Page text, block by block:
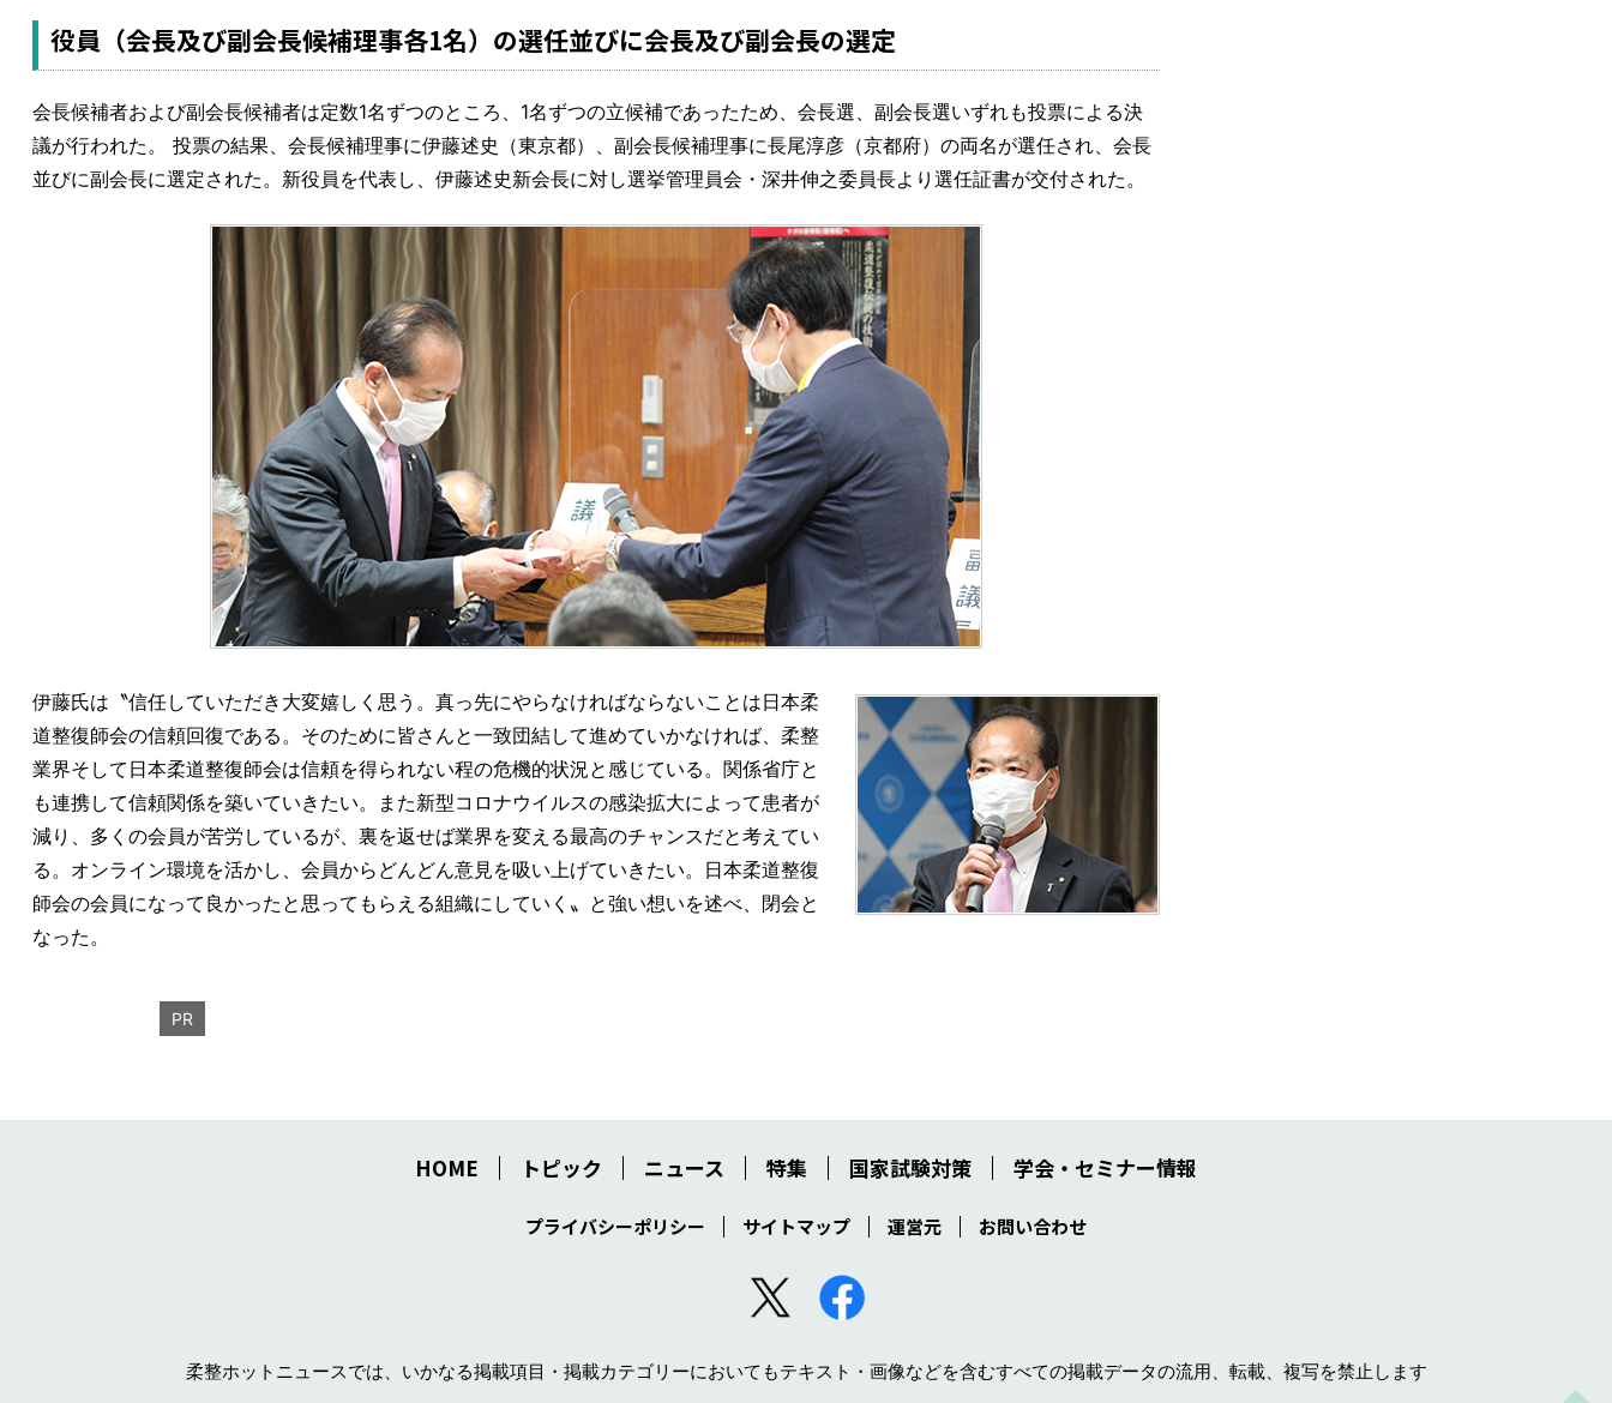
役員（会長及び副会長候補理事各1名）の選任並びに会長及び副会長の選定
会長候補者および副会長候補者は定数1名ずつのところ、1名ずつの立候補であったため、会長選、副会長選いずれも投票による決
議が行われた。 投票の結果、会長候補理事に伊藤述史（東京都）、副会長候補理事に長尾淳彦（京都府）の両名が選任され、会長
並びに副会長に選定された。新役員を代表し、伊藤述史新会長に対し選挙管理員会・深井伸之委員長より選任証書が交付された。
伊藤氏は〝信任していただき大変嬉しく思う。真っ先にやらなければならないことは日本柔
道整復師会の信頼回復である。そのために皆さんと一致団結して進めていかなければ、柔整
業界そして日本柔道整復師会は信頼を得られない程の危機的状況と感じている。関係省庁と
も連携して信頼関係を築いていきたい。また新型コロナウイルスの感染拡大によって患者が
減り、多くの会員が苦労しているが、裏を返せば業界を変える最高のチャンスだと考えてい
る。オンライン環境を活かし、会員からどんどん意見を吸い上げていきたい。日本柔道整復
師会の会員になって良かったと思ってもらえる組織にしていく〟と強い想いを述べ、閉会と
なった。
PR
HOME トピック ニュース 特集 国家試験対策 学会・セミナー情報
プライバシーポリシー サイトマップ 運営元 お問い合わせ
柔整ホットニュースでは、いかなる掲載項目・掲載カテゴリーにおいてもテキスト・画像などを含むすべての掲載データの流用、転載、複写を禁止します